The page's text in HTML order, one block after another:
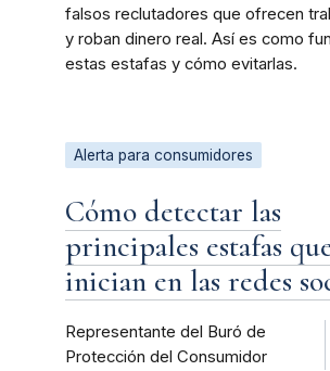
falsos reclutadores que ofrecen
y roban dinero real. Así es como
estas estafas y cómo evitarlas.
Alerta para consumidores
Cómo detectar las
principales estafas
inician en las redes
Representante del Buró de
Protección del Consumidor